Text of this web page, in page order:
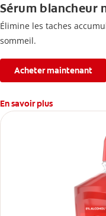
Sérum blancheur
Élimine les taches
sommeil.
Acheter maintenant
En savoir plus